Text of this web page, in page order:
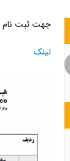
جهت ثبت نام
لینک